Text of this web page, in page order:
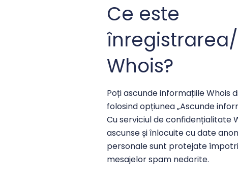
Ce este
Whois?
Poți ascunde informațiile Whois
folosind opțiunea „Ascunde
Cu serviciul de confidențialitate
ascunse și înlocuite cu date
personale sunt protejate
mesajelor spam nedorite.